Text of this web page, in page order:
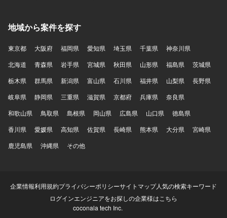
地域から案件を探す
東京都 大阪府 福岡県 愛知県 埼玉県 千葉県
神奈川県
北海道
青森県 岩手県 宮城県 秋田県 山形県 福島県
茨城県
栃木県
群馬県 新潟県 富山県 石川県 福井県 山梨県
長野県
岐阜県
静岡県 三重県 滋賀県 京都府 兵庫県
奈良県
和歌山県
鳥取県 島根県 岡山県 広島県 山口県
徳島県
香川県
愛媛県 高知県 佐賀県 長崎県 熊本県 大分県
宮崎県
鹿児島県
沖縄県 その他
企業情報利用規約プライバシーポリシーサイトマップ人気の検索キーワード
ログインエンジニアをお探しの企業様はこちら
coconala tech Inc.